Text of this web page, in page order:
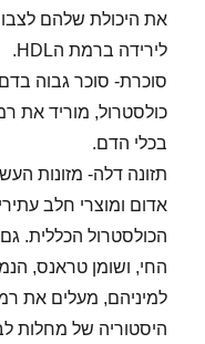
את היכולת שלהם
לירידה ברמת הHDL.
בכלי הדם.
תזונה דלה- מזונות
אדום ומוצרי חלב
הכולסטרול הכללית.
החי, ושומן טראנס,
למיניהם, מעלים את
היסטוריה של מחלות